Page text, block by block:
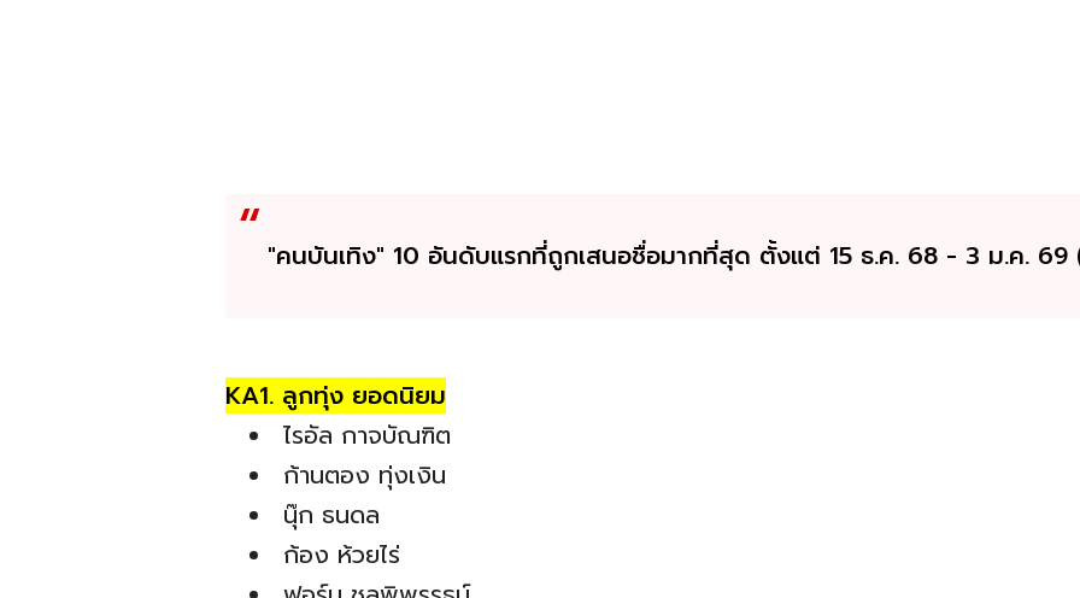
"คนบันเทิง" 10 อันดับแรกที่ถูกเสนอชื่อมากที่สุด ตั้งแต่ 15 ธ.ค. 68 - 3 ม.ค. 69
KA1. ลูกทุ่ง ยอดนิยม
ไรอัล กาจบัณฑิต
ก้านตอง ทุ่งเงิน
นุ๊ก ธนดล
ก้อง ห้วยไร่